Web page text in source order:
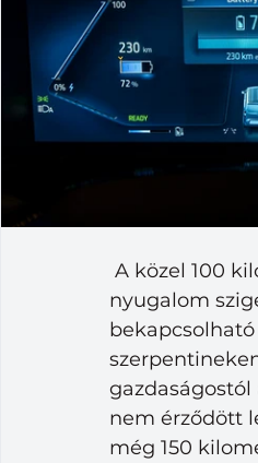
A közel 100
nyugalom
nem érződött
még 150